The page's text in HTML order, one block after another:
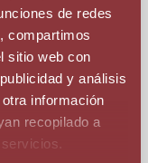
de redes
compartimos
sitio web con
y análisis
información
recopilado a
aux
de travail
public